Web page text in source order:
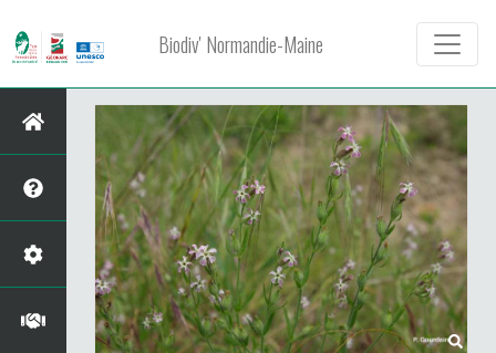
Biodiv' Normandie-Maine